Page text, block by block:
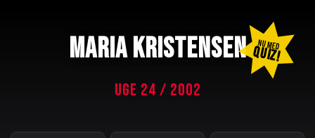
MARIA KRISTENSEN NU MED
QUIZ!
UGE 24 / 2002